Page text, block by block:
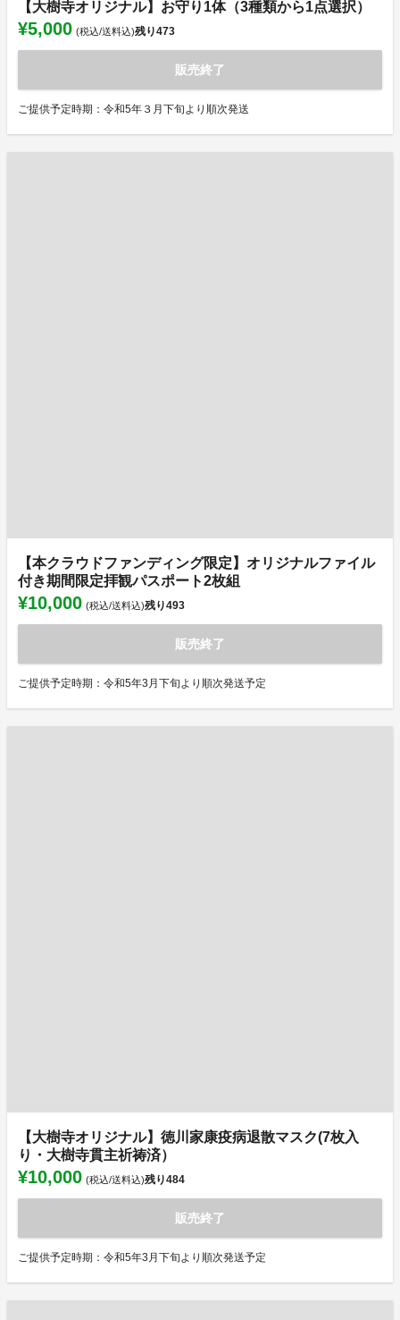
【大樹寺オリジナル】お守り1体（3種類から1点選択）
¥5,000 (税込/送料込)残り473
販売終了
ご提供予定時期：令和5年３月下旬より順次発送
【本クラウドファンディング限定】オリジナルファイル
付き期間限定拝観パスポート2枚組
¥10,000 (税込/送料込)残り493
販売終了
ご提供予定時期：令和5年3月下旬より順次発送予定
【大樹寺オリジナル】徳川家康疫病退散マスク(7枚入
り・大樹寺貫主祈祷済）
¥10,000 (税込/送料込)残り484
販売終了
ご提供予定時期：令和5年3月下旬より順次発送予定